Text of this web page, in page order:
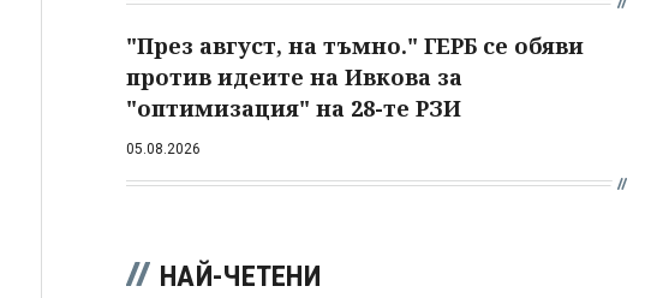
"През август, на тъмно." ГЕРБ се обяви
против идеите на Ивкова за
"оптимизация" на 28-те РЗИ
05.08.2026
НАЙ-ЧЕТЕНИ